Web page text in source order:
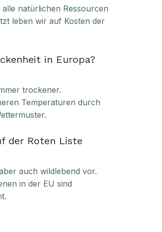
natürlichen Ressourcen
leben wir auf Kosten der
in Europa?
trockener.
Temperaturen durch
der Roten Liste
auch wildlebend vor.
in der EU sind